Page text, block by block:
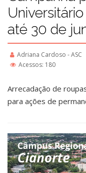
até 30 de
Adriana Cardoso - ASC
Acessos: 180
Arrecadação de
para ações de